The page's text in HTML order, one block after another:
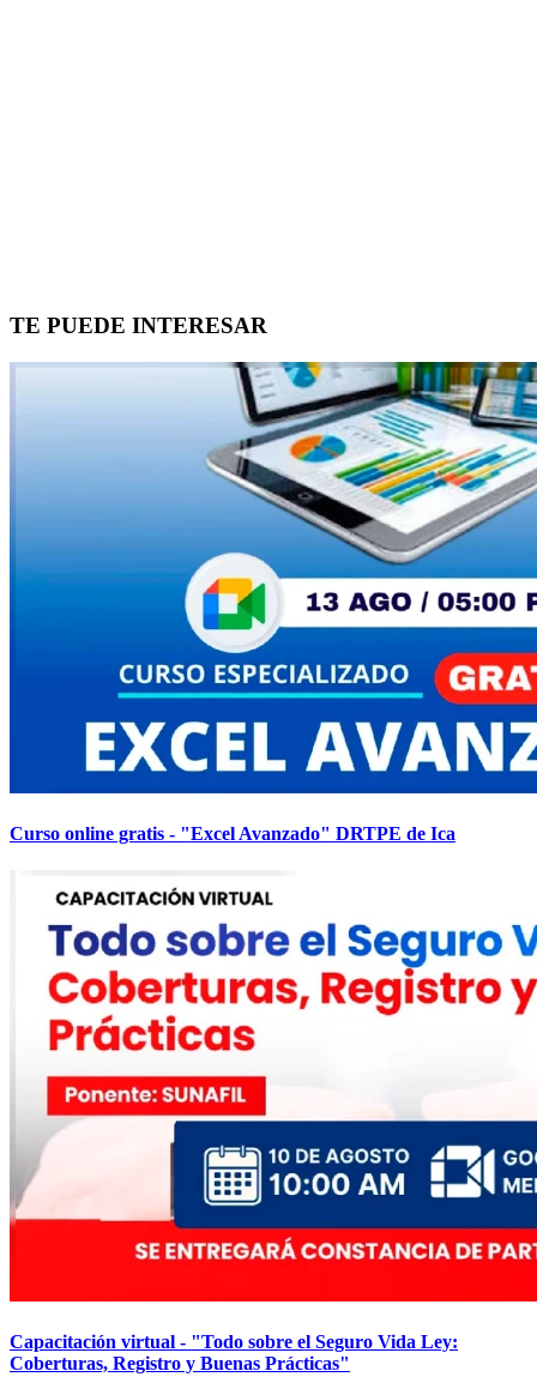
TE PUEDE INTERESAR
Curso online gratis - "Excel Avanzado" DRTPE de Ica
Capacitación virtual - "Todo sobre el Seguro Vida Ley:
Coberturas, Registro y Buenas Prácticas"